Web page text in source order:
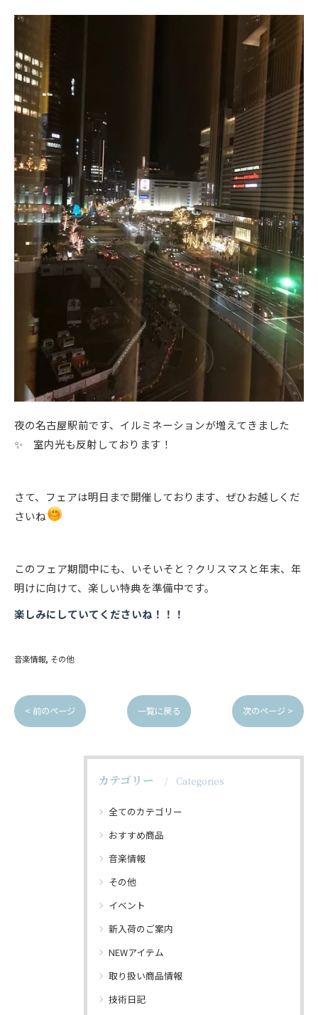
夜の名古屋駅前です、イルミネーションが増えてきました
✨ 室内光も反射しております！
さて、フェアは明日まで開催しております、ぜひお越しくだ
さいね
このフェア期間中にも、いそいそと？クリスマスと年末、年
明けに向けて、楽しい特典を準備中です。
楽しみにしていてくださいね！！！
音楽情報 その他
< 前のページ 一覧に戻る 次のページ >
カテゴリー Categories
全てのカテゴリー
おすすめ商品
音楽情報
その他
イベント
新入荷のご案内
NEWアイテム
取り扱い商品情報
技術日記